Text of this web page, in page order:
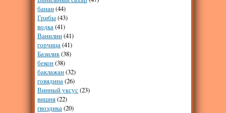
банан(44)
Грибы(43)
водка(41)
Ванилин(41)
горчица(41)
Базилик(38)
бекон(38)
баклажан(32)
говядина(26)
Винный уксус(23)
вишня(22)
гвоздика(20)